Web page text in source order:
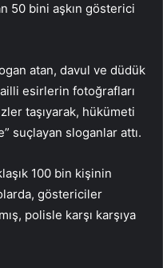
50 bini aşkın gösterici
atan, davul ve düdük
esirlerin fotoğrafları
taşıyarak, hükümeti
suçlayan sloganlar attı.
100 bin kişinin
göstericiler
polisle karşı karşıya